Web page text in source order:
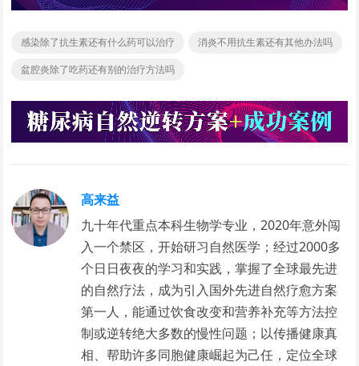
感染除了抗生素还有什么药可以治疗
消炎不用抗生素还有其他办法吗
盆腔炎除了吃药还有别的治疗方法吗
高来益
九十年代重点本科生物学专业，2020年意外闯
入一个禁区，开始研习自然医学；经过2000多
个日日夜夜的学习和实践，掌握了全球最先进
的自然疗法，成为引入国外先进自然疗愈方案
第一人，能通过饮食改变和营养补充等方法控
制或逆转绝大多数的慢性问题；以传播健康真
相、帮助许多同胞健康崛起为己任，定位全球